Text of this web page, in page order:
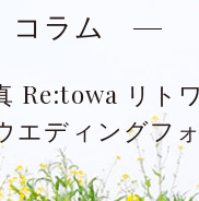
大宮
コラム
Re:towa リト
エディングフ